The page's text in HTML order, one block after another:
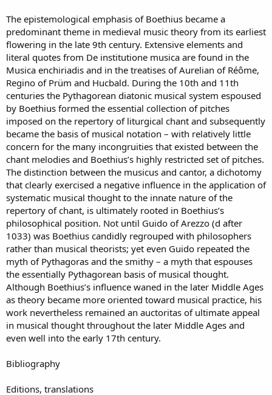
The epistemological emphasis of Boethius became a
predominant theme in medieval music theory from its earliest
flowering in the late 9th century. Extensive elements and
literal quotes from De institutione musica are found in the
Musica enchiriadis and in the treatises of Aurelian of Réôme,
Regino of Prüm and Hucbald. During the 10th and 11th
centuries the Pythagorean diatonic musical system espoused
by Boethius formed the essential collection of pitches
imposed on the repertory of liturgical chant and subsequently
became the basis of musical notation – with relatively little
concern for the many incongruities that existed between the
chant melodies and Boethius’s highly restricted set of pitches.
The distinction between the musicus and cantor, a dichotomy
that clearly exercised a negative influence in the application of
systematic musical thought to the innate nature of the
repertory of chant, is ultimately rooted in Boethius’s
philosophical position. Not until Guido of Arezzo (d after
1033) was Boethius candidly regrouped with philosophers
rather than musical theorists; yet even Guido repeated the
myth of Pythagoras and the smithy – a myth that espouses
the essentially Pythagorean basis of musical thought.
Although Boethius’s influence waned in the later Middle Ages
as theory became more oriented toward musical practice, his
work nevertheless remained an auctoritas of ultimate appeal
in musical thought throughout the later Middle Ages and
even well into the early 17th century.
Bibliography
Editions, translations